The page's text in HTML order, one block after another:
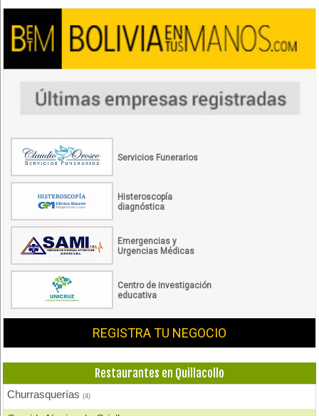
Servicios Funerarios
Histeroscopía
diagnóstica
Emergencias y
Urgencias Médicas
Centro de investigación
educativa
REGISTRA TU NEGOCIO
Restaurantes en Quillacollo
Churrasquerías(4)